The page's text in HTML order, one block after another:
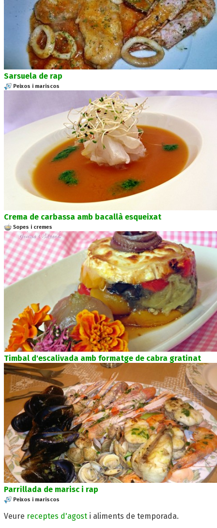
Sarsuela de rap
Peixos i mariscos
Crema de carbassa amb bacallà esqueixat
Sopes i cremes
Timbal d'escalivada amb formatge de cabra gratinat
Parrillada de marisc i rap
Peixos i mariscos
Veure receptes d'agost i aliments de temporada.